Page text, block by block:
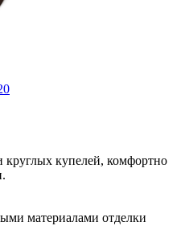
купелей, комфортно
материалами отделки